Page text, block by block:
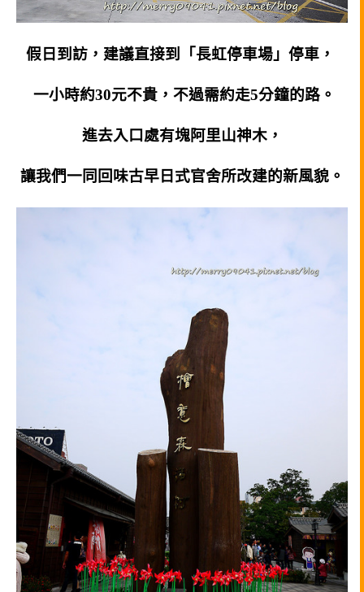
假日到訪，建議直接到「長虹停車場」停車，
一小時約30元不貴，不過需約走5分鐘的路。
進去入口處有塊阿里山神木，
讓我們一同回味古早日式官舍所改建的新風貌。